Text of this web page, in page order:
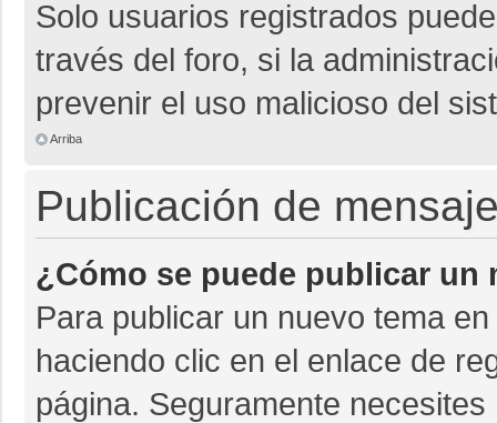
Solo usuarios registrados
través del foro, si la
prevenir el uso malicioso del
Arriba
Publicación de
¿Cómo se puede publicar un
Para publicar un nuevo tema
haciendo clic en el enlace de
página. Seguramente